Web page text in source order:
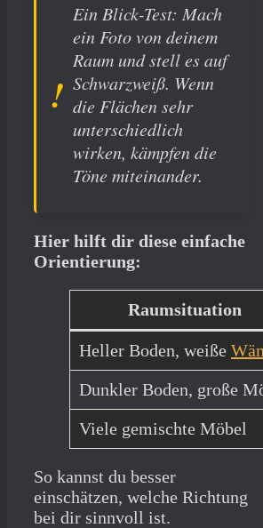
Ein Blick-Test: Mach
ein Foto von deinem
Raum und stell es auf
Schwarzweiß. Wenn
die Flächen sehr
unterschiedlich
wirken, kämpfen die
Töne miteinander.
Hier hilft dir diese einfache
Orientierung:
Raumsituation
Heller Boden, weiße
Dunkler Boden, große
Viele gemischte Möbel
So kannst du besser
einschätzen, welche Richtung
bei dir sinnvoll ist.